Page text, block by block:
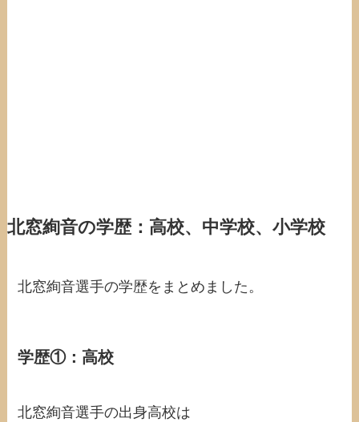
北窓絢音の学歴：高校、中学校、小学校
北窓絢音選手の学歴をまとめました。
学歴①：高校
北窓絢音選手の出身高校は